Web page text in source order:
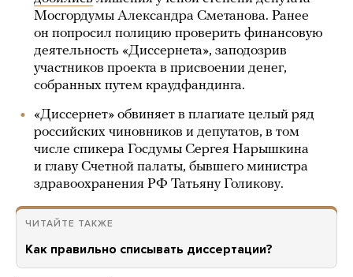
Мосгордумы Александра Сметанова. Ранее
он попросил полицию проверить финансовую
деятельность «Диссернета», заподозрив
участников проекта в присвоении денег,
собранных путем краудфандинга.
«Диссернет» обвиняет в плагиате целый ряд
российских чиновников и депутатов, в том
числе спикера Госдумы Сергея Нарышкина
и главу Счетной палаты, бывшего министра
здравоохранения РФ Татьяну Голикову.
ЧИТАЙТЕ ТАКЖЕ
Как правильно списывать диссертации?